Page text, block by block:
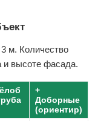
м. Количество
и высоте фасада.
+
Доборные
(ориентир)